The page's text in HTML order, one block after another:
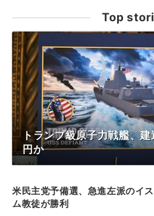
Top
トランプ級原子力戦艦、
円か
米民主党予備選、急進左派のイ
ム教徒が勝利